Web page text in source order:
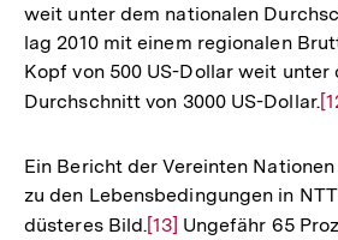
Fußnote
weit unter dem nationalen
lag 2010 mit einem regionalen
Kopf von 500 US-Dollar weit unter
Durchschnitt von 3000 US-Dollar.
Ein Bericht der Vereinten
zu den Lebensbedingungen in
düsteres Bild.Zur
[13] Ungefähr 65